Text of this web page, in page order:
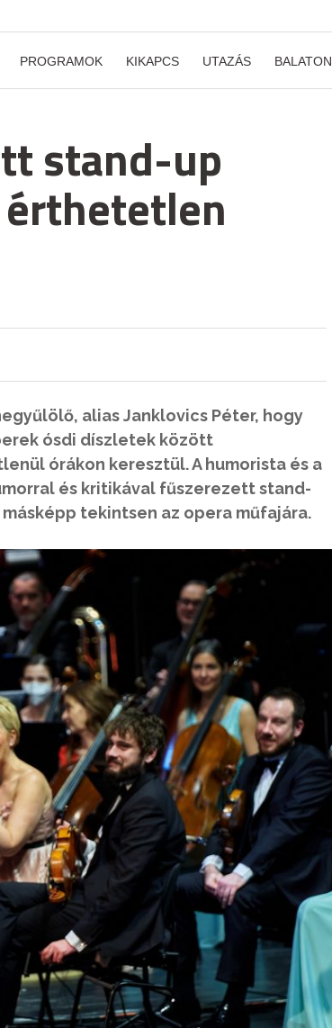
PROGRAMOK KIKAPCS UTAZÁS BALATON
stand-up
érthetetlen
alias Janklovics Péter, hogy
ósdi díszletek között
órákon keresztül. A humorista és a
és kritikával fűszerezett stand-
tekintsen az opera műfajára.